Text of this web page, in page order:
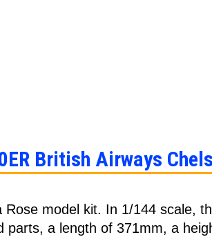
British Airways
model kit. In 1/144 scale,
a length of 371mm, a